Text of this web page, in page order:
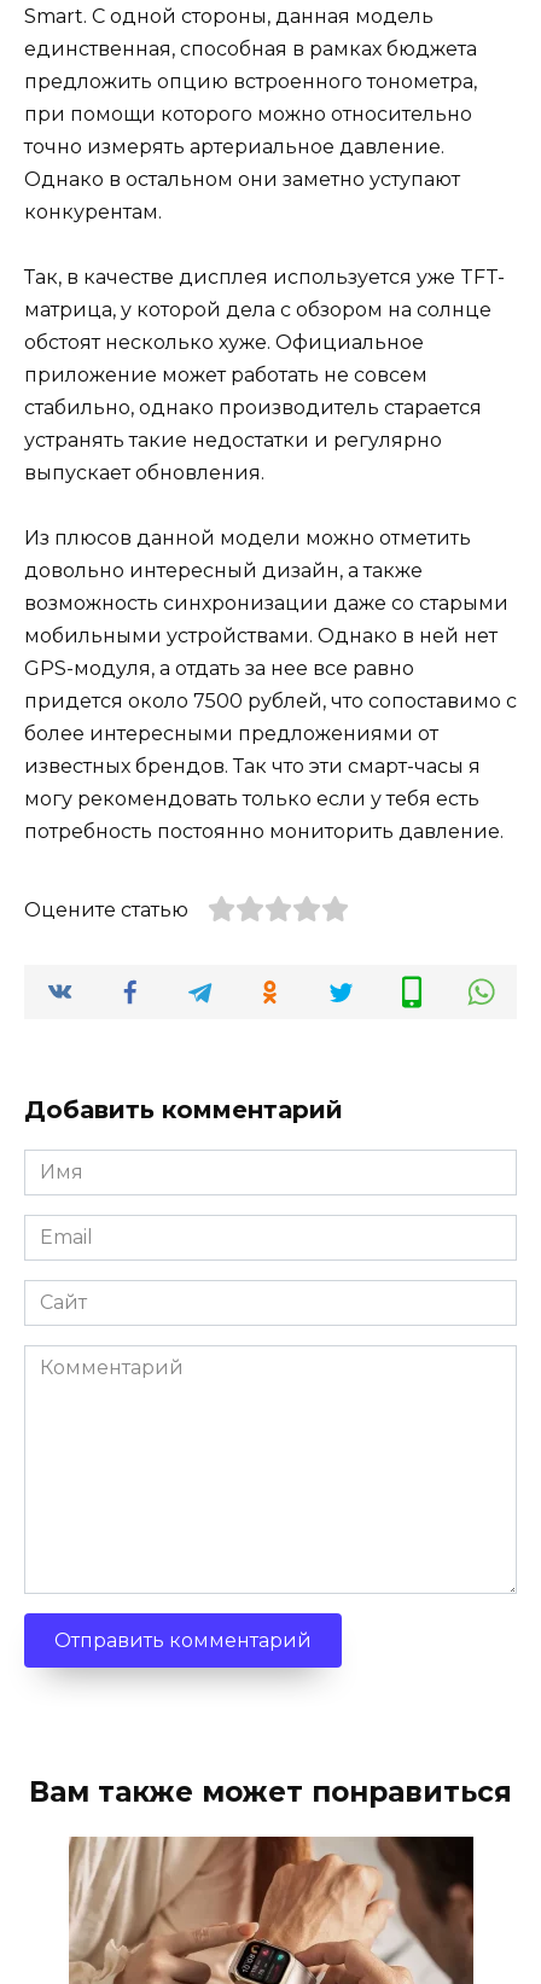
Smart. С одной стороны, данная модель
единственная, способная в рамках бюджета
предложить опцию встроенного тонометра,
при помощи которого можно относительно
точно измерять артериальное давление.
Однако в остальном они заметно уступают
конкурентам.
Так, в качестве дисплея используется уже TFT-
матрица, у которой дела с обзором на солнце
обстоят несколько хуже. Официальное
приложение может работать не совсем
стабильно, однако производитель старается
устранять такие недостатки и регулярно
выпускает обновления.
Из плюсов данной модели можно отметить
довольно интересный дизайн, а также
возможность синхронизации даже со старыми
мобильными устройствами. Однако в ней нет
GPS-модуля, а отдать за нее все равно
придется около 7500 рублей, что сопоставимо с
более интересными предложениями от
известных брендов. Так что эти смарт-часы я
могу рекомендовать только если у тебя есть
потребность постоянно мониторить давление.
Оцените статью
Добавить комментарий
Имя
Email
Сайт
Комментарий
Вам также может понравиться